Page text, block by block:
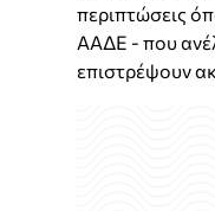
περιπτώσεις
ΑΑΔΕ - που
επιστρέψουν